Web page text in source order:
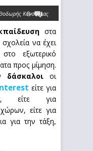
Κόνσουλας
0
στα
να έχει
εξωτερικό
προς μίμηση.
δάσκαλοι οι
είτε για
είτε για
είτε για
για την τάξη,